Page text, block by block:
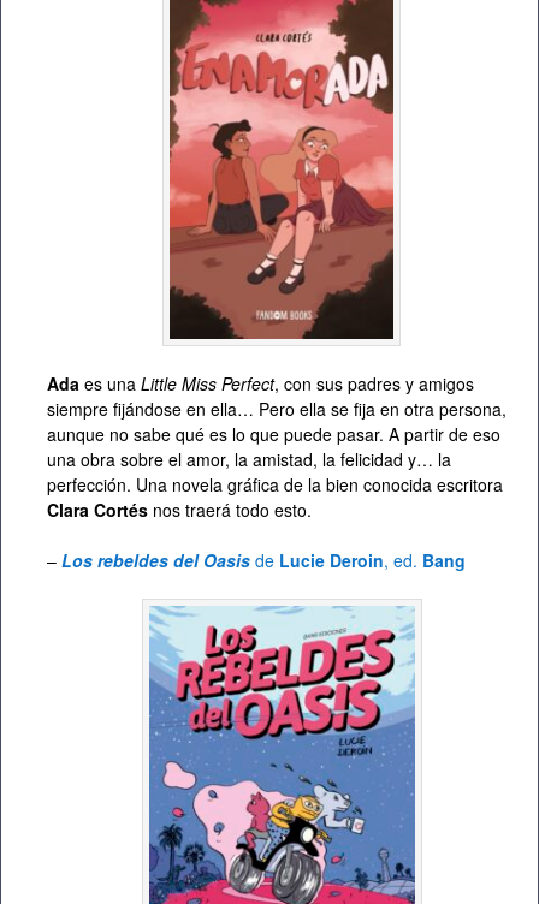
Ada es una Little Miss Perfect, con sus padres y amigos
siempre fijándose en ella… Pero ella se fija en otra persona,
aunque no sabe qué es lo que puede pasar. A partir de eso
una obra sobre el amor, la amistad, la felicidad y… la
perfección. Una novela gráfica de la bien conocida escritora
Clara Cortés nos traerá todo esto.
– Los rebeldes del Oasis de Lucie Deroin, ed. Bang